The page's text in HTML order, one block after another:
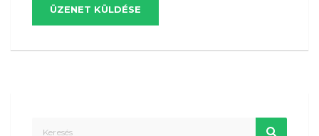
ÜZENET KÜLDÉSE